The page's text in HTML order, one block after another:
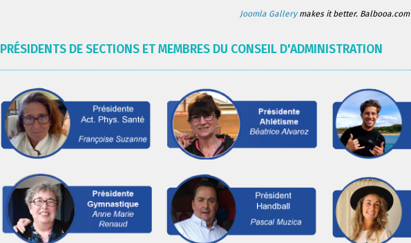
Joomla Gallerymakes it better. Balbooa.com
PRÉSIDENTS DE SECTIONS ET MEMBRES DU CONSEIL D'ADMINISTRATION